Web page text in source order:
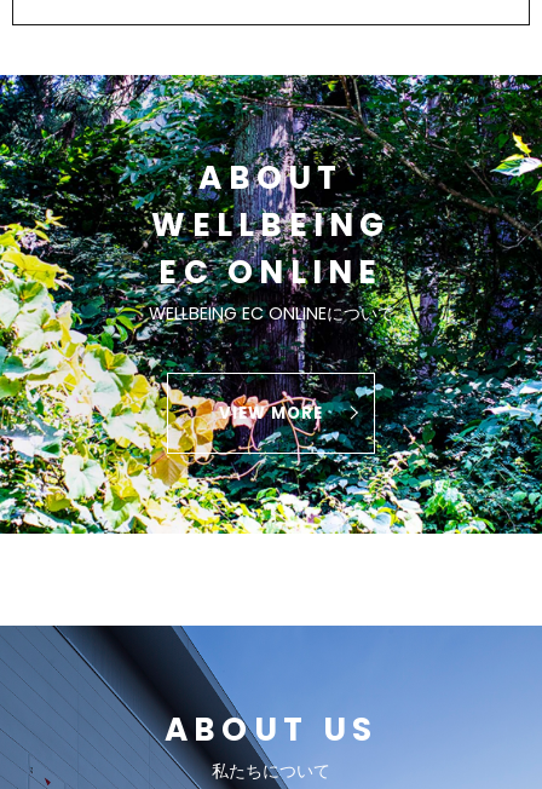
ABOUT
WELLBEING
EC ONLINE
WELLBEING EC ONLINEについて
VIEW MORE
ABOUT US
私たちについて